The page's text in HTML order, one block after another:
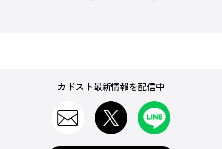
カドスト最新情報を配信中